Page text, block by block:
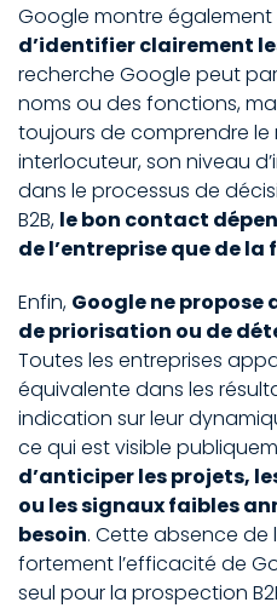
Google montre également
d’identifier clairement
recherche Google peut
noms ou des fonctions,
toujours de comprendre le
interlocuteur, son niveau
dans le processus de
B2B, le bon contact
de l’entreprise que de
Enfin, Google ne
de priorisation ou de
Toutes les entreprises
équivalente dans les
indication sur leur
ce qui est visible
d’anticiper les projets,
ou les signaux faibles
besoin. Cette absence de
fortement l’efficacité de
seul pour la prospection